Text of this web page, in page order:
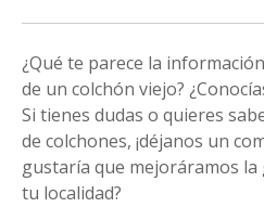
¿Qué te parece la
de un colchón viejo?
Si tienes dudas o quieres
de colchones, ¡déjanos un
gustaría que mejoráramos
tu localidad?